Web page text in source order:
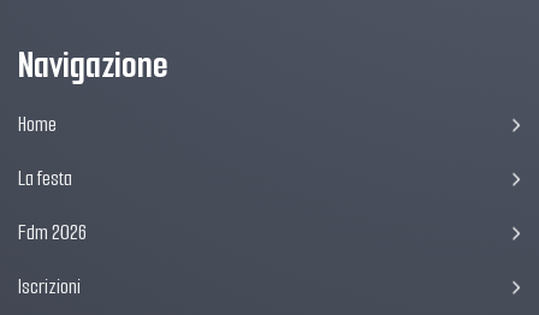
Navigazione
Home
La festa
Fdm 2026
Iscrizioni